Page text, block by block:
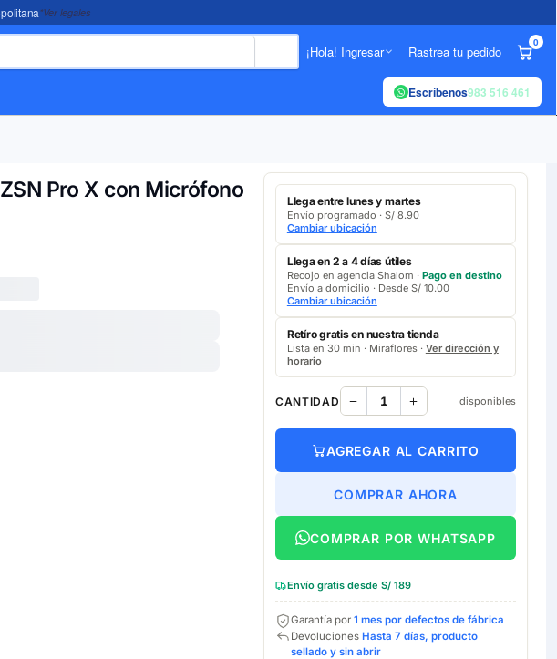
*Ver legales
¡Hola! Ingresar Rastrea tu pedido
0
Escríbenos983 516 461
Pro X con Micrófono
Llega entre lunes y martes
Envío programado · S/ 8.90
Cambiar ubicación
Llega en 2 a 4 días útiles
Recojo en agencia Shalom · Pago en destino
Envío a domicilio · Desde S/ 10.00
Cambiar ubicación
Retíro gratis en nuestra tienda
Lista en 30 min · Miraflores · Ver dirección y
horario
CANTIDAD disponibles
AGREGAR AL CARRITO
COMPRAR AHORA
COMPRAR POR WHATSAPP
Envío gratis desde S/ 189
Garantía por 1 mes por defectos de fábrica
Devoluciones Hasta 7 días, producto
sellado y sin abrir